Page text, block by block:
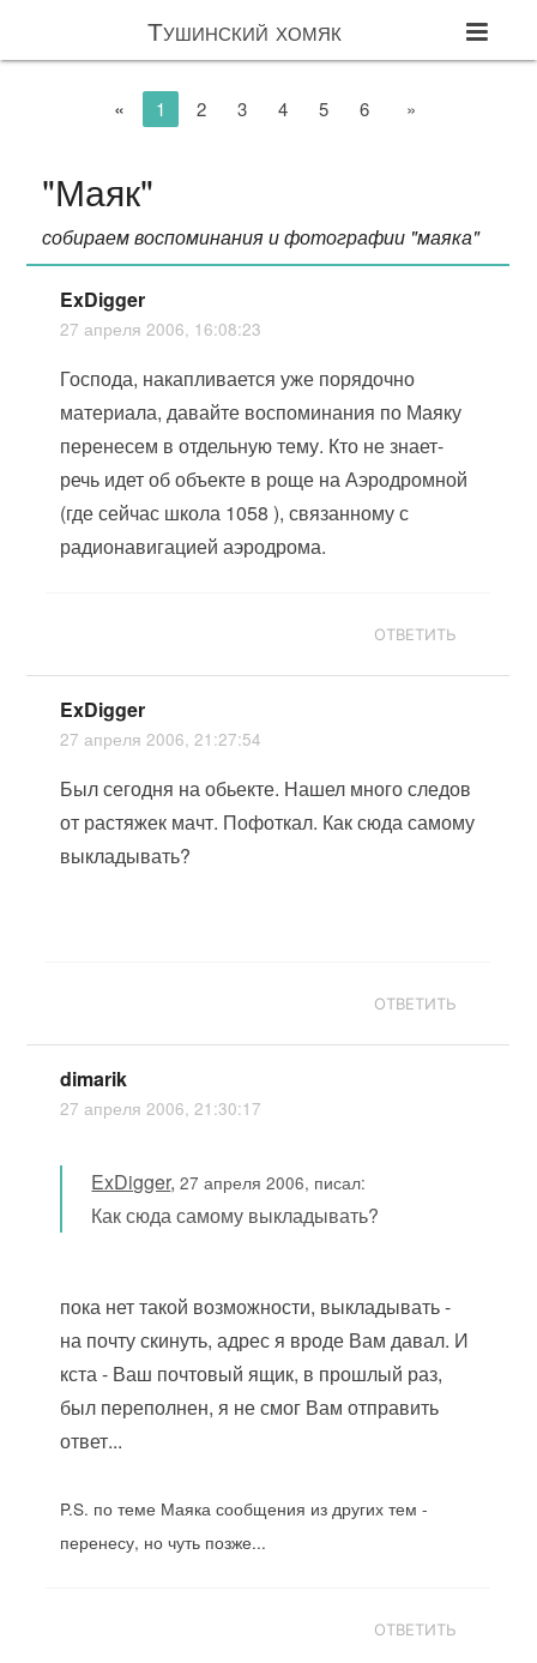
Тушинский хомяк
« 1 2 3 4 5 6 »
"Маяк"
собираем воспоминания и фотографии "маяка"
ExDigger
27 апреля 2006, 16:08:23
Господа, накапливается уже порядочно
материала, давайте воспоминания по Маяку
перенесем в отдельную тему. Кто не знает-
речь идет об объекте в роще на Аэродромной
(где сейчас школа 1058 ), связанному с
радионавигацией аэродрома.
ОТВЕТИТЬ
ExDigger
27 апреля 2006, 21:27:54
Был сегодня на обьекте. Нашел много следов
от растяжек мачт. Пофоткал. Как сюда самому
выкладывать?
ОТВЕТИТЬ
dimarik
27 апреля 2006, 21:30:17
ExDigger,27 апреля 2006, писал:
Как сюда самому выкладывать?
пока нет такой возможности, выкладывать -
на почту скинуть, адрес я вроде Вам давал. И
кста - Ваш почтовый ящик, в прошлый раз,
был переполнен, я не смог Вам отправить
ответ...
P.S. по теме Маяка сообщения из других тем -
перенесу, но чуть позже...
ОТВЕТИТЬ